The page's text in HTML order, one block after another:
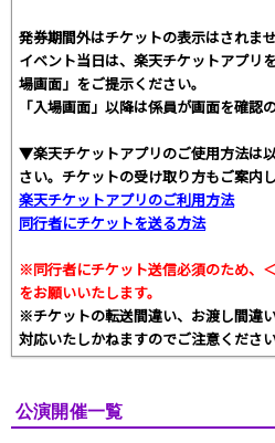
発券期間外はチケットの表示はされま
イベント当日は、楽天チケットアプリ
場画面」をご提示ください。
「入場画面」以降は係員が画面を確認
▼楽天チケットアプリのご使用方法は
さい。チケットの受け取り方もご案内
楽天チケットアプリのご利用方法
同行者にチケットを送る方法
※同行者にチケット送信必須のため、
をお願いいたします。
※チケットの転送間違い、お渡し間違
対応いたしかねますのでご注意ください
公演開催一覧